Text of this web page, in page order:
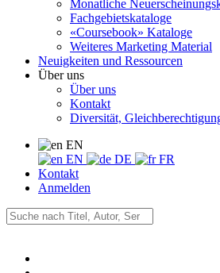
Monatliche
Fachgebietskataloge
«Coursebook» Kataloge
Weiteres Marketing Material
Neuigkeiten und Ressourcen
Über uns
Über uns
Kontakt
Diversität,
EN
EN
DE
FR
Kontakt
Anmelden